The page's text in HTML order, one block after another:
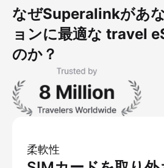
なぜSuperalinkがあ
ョンに最適な travel
のか？
柔軟性